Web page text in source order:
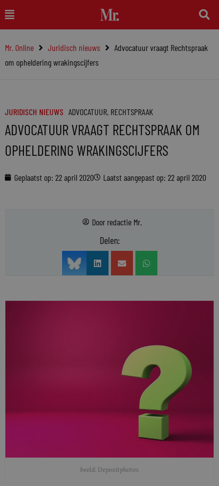
naar
inhoud
Main
Menu
Mr. Online Juridisch nieuws
Advocatuur vraagt Rechtspraak
om opheldering wrakingscijfers
JURIDISCH NIEUWS ADVOCATUUR, RECHTSPRAAK
ADVOCATUUR VRAAGT RECHTSPRAAK OM
OPHELDERING WRAKINGSCIJFERS
Geplaatst op: 22 april 2020 Laatst aangepast op: 22 april 2020
Door redactie Mr.
Delen:
beeld: Depositphotos